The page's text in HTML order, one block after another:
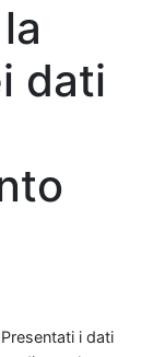
dati
ai limiti e/o Escherichia Coli > 500 ufc/100 ml. Limiti Dpr 470/82 Coliformi fecali: 100 Unità Formanti Colonia in 100 millilitri (100 Ufc/100 ml), Streptococchi fecali alias Enterococchi intestinali: 100 Unità Formanti Colonia in 100 millilitri (100 Ufc/100 ml), Ossigeno disciolto, % di saturazione : 70-120. Limiti per Escherichia Coli proposti dalla nuova direttiva europea sulle acque di balneazione (2006/7/CE)* *=Con valori superiori a 500 UFC/100 ml il giudizio è di acque di scarsa qualità. Le campagne a bordo di Goletta Verde 2008 Goletta Verde del Mediterraneo – Profondo Blu Per un mare di pace, parchi e cooperazione Per il quinto anno Goletta Verde naviga anche in acque internazionali insieme a Profondo Blu, il progetto realizzato con il contributo del Ministero dell’Ambiente e della Tutela del Territorio e del Mare. Istria, Croazia, Albania, Grecia, Malta, Corsica: questi i paesi toccati da Goletta Verde del Mediterraneo che concluderà il suo viaggio a Barcellona, in occasione del IV Congresso Mondiale per la conservazione della natura (5-14 ottobre). Mare Nostrum: crocevia d’acqua che sappia unire popoli e paesi nella salvaguardia dell’ambiente. ZoomMARE - Il bello e il brutto del mare e delle coste italiane È il concorso fotografico a bordo Di Goletta Verde, indetto da Legambiente e Panasonic. Partecipare è semplice e online: basta inviare due foto, due scatti che sappiano esaltare con creatività lo sviluppo sostenibile e denunciare i casi di degrado del nostro ecosistema costiero. Regolamento e premi su www.legambiente.eu/zoommare EcomarEtona È una corsa a tappe, a iscrizione libera, organizzata da Ecoevents e Goletta Verde, che seguirà il tour ambientalista lungo la costa tirrenica. Più di 1.000 km e 76 tappe per coniugare lo sport con l’ambiente, per raccogliere testimonianze dalla costa, mettendo in luce e documentando i fattori degrado e le eccellenze del nostro patrimonio costiero. www.ecomaretona.it SEAPASS È un progetto transfrontaliero che incoraggia la tutela degli ecosistemi marini e costieri promuovendo una nautica da diporto sostenibile nel Mediterraneo. Prevede infatti l’installazione a Patrasso (Grecia) e Otranto (Italia) di campi di ormeggi che hanno un basso impatto sui fondali e che grazie a sistemi telematici sono in grado di regolamentare il traffico marittimo. Il progetto è promosso dalla Regione Puglia in collaborazione con l’ADEP di Patrasso, il Comune di Otranto e il CoNiSMa e finanziato dal Programma di Iniziativa Comun